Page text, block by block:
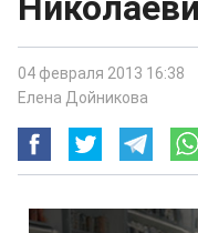
04 февраля 2013 16:38
Елена Дойникова